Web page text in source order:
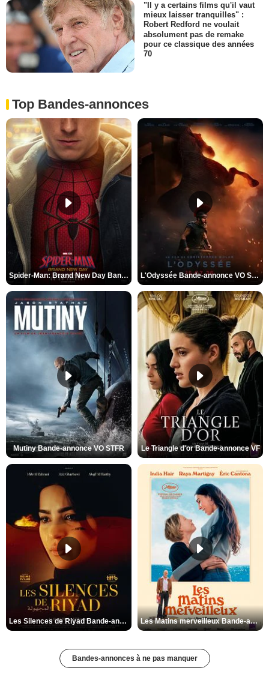
"Il y a certains films qu'il vaut
mieux laisser tranquilles" :
Robert Redford ne voulait
absolument pas de remake
pour ce classique des années
70
Top Bandes-annonces
Spider-Man: Brand New Day Bande-annonce VO STFR L'Odyssée Bande-annonce VO STFR
Mutiny Bande-annonce VO STFR Le Triangle d'or Bande-annonce VF
Les Silences de Riyad Bande-annonce VO STFR Les Matins merveilleux Bande-annonce VF
Bandes-annonces à ne pas manquer